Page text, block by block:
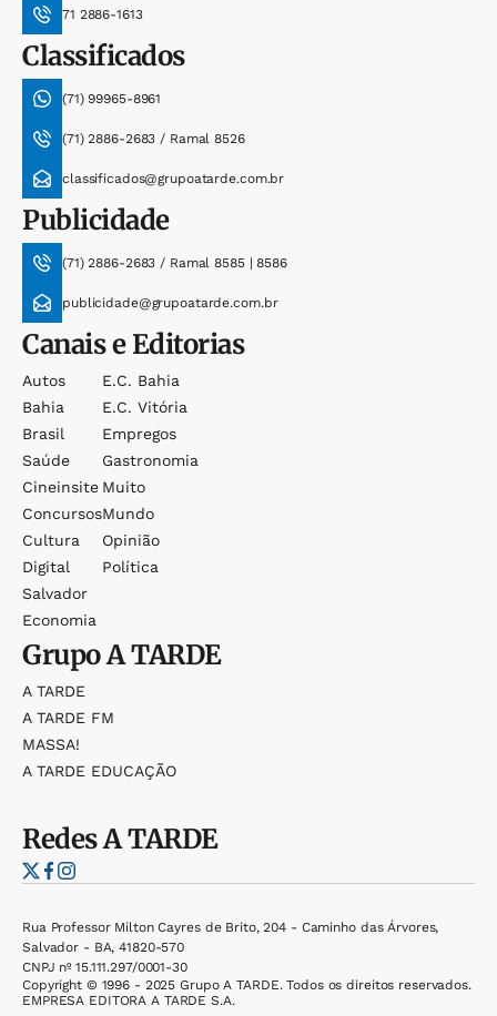
71 2886-1613
Classificados
(71) 99965-8961
(71) 2886-2683 / Ramal 8526
classificados@grupoatarde.com.br
Publicidade
(71) 2886-2683 / Ramal 8585 | 8586
publicidade@grupoatarde.com.br
Canais e Editorias
Autos
Bahia
Brasil
Saúde
Cineinsite
Concursos
Cultura
Digital
Salvador
Economia
E.c. Bahia
E.c. Vitória
Empregos
Gastronomia
Muito
Mundo
Opinião
Política
GrupoA TARDE
A TARDE
A TARDE FM
MASSA!
A TARDE EDUCAÇÃO
RedesA TARDE
Rua Professor Milton Cayres de Brito, 204 - Caminho das Árvores,
Salvador - BA, 41820-570
CNPJ nº 15.111.297/0001-30
Copyright © 1996 - 2025 Grupo A TARDE. Todos os direitos reservados.
EMPRESA EDITORA A TARDE S.A.